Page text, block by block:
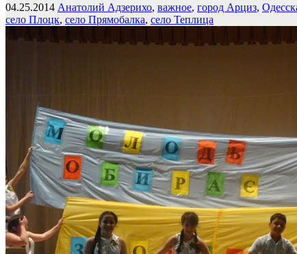
04.25.2014 Анатолий Адзерихо, важное, город Арциз,
село Плоцк, село Прямобалка, село Теплица